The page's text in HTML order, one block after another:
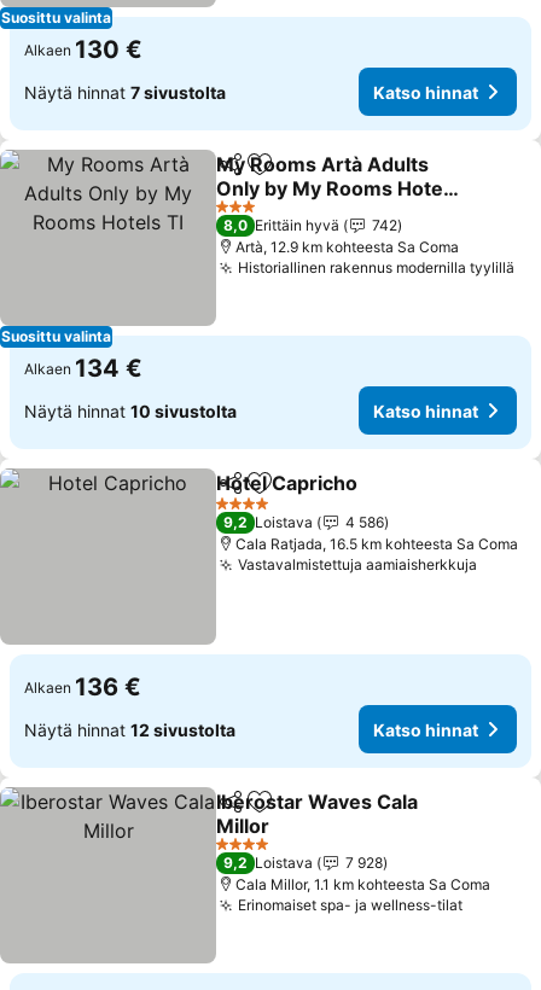
Suosittu valinta
Alkaen 130 €
Näytä hinnat 7 sivustolta Katso hinnat
Suosittu valinta
Jaa Lisää suosikkeihin
My Rooms Artà Adults
Only by My Rooms Hotels
TI
Katso hinnat
3 Tähtiluokitus
8,0 Erittäin hyvä
742
Artà, 12.9 km kohteesta Sa Coma
Historiallinen rakennus modernilla tyylillä
Alkaen 134 €
Näytä hinnat 10 sivustolta Katso hinnat
Jaa Lisää suosikkeihin
Hotel Capricho
4 Tähtiluokitus
9,2 Loistava
4 586
Cala Ratjada, 16.5 km kohteesta Sa Coma
Vastavalmistettuja aamiaisherkkuja
Alkaen 136 €
Näytä hinnat 12 sivustolta Katso hinnat
Jaa Lisää suosikkeihin
Iberostar Waves Cala
Millor
Katso hinnat
4 Tähtiluokitus
9,2 Loistava
7 928
Cala Millor, 1.1 km kohteesta Sa Coma
Erinomaiset spa- ja wellness-tilatKatso